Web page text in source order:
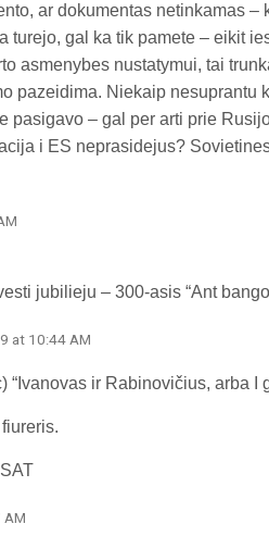
ar dokumentas netinkamas –
turejo, gal ka tik pamete – eikit
asmenybes nustatymui, tai
pazeidima. Niekaip nesuprantu
pasigavo – gal per arti prie
i ES neprasidejus?
jubilieju – 300-asis “Ant
at 10:44 AM
“Ivanovas ir Rabinovičius, arba I